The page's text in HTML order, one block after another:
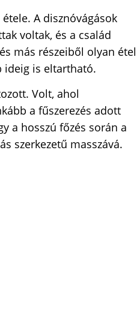
A disznóvágások
voltak, és a család
más részeiből olyan étel
ideig is eltartható.
Volt, ahol
a fűszerezés adott
a hosszú főzés során a
szerkezetű masszává.